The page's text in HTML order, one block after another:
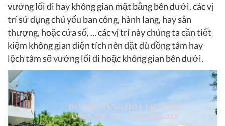
vướng lối đi hay không gian mặt bằng bên dưới. các vị
trí sử dụng chủ yếu ban công, hành lang, hay sân
thượng, hoặc cửa sổ, ... các vị trí này chúng ta cần tiết
kiệm không gian diện tích nên đặt dù đồng tâm hay
lệch tâm sẽ vướng lối đi hoặc không gian bên dưới.